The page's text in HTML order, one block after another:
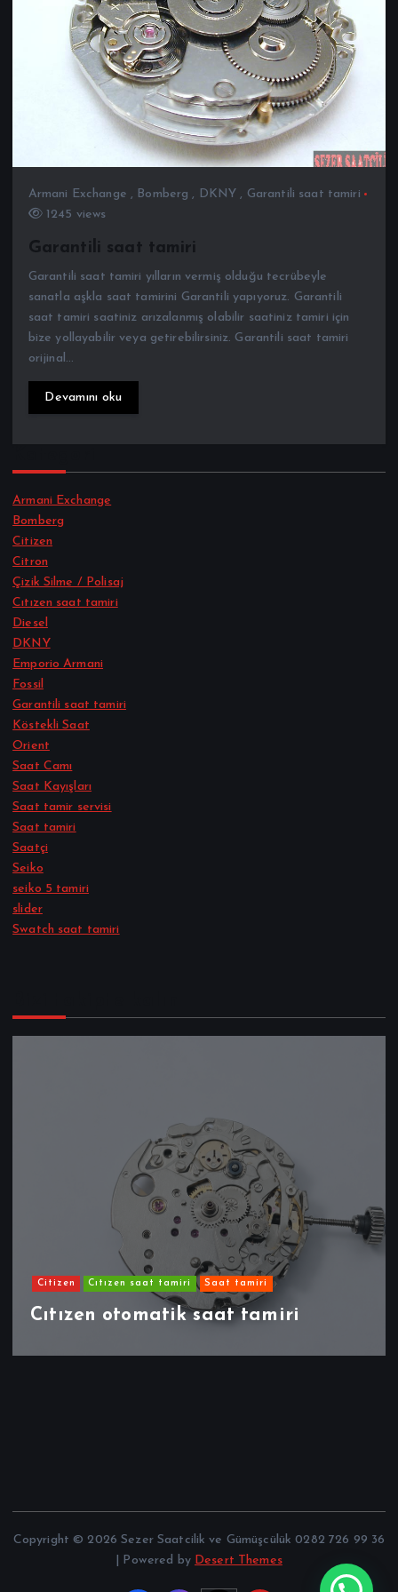
Armani Exchange , Bomberg , DKNY , Garantili saat tamiri
1245 views
Garantili saat tamiri
Garantili saat tamiri yılların vermiş olduğu tecrübeyle
sanatla aşkla saat tamirini Garantili yapıyoruz. Garantili
saat tamiri saatiniz arızalanmış olabilir saatiniz tamiri için
bize yollayabilir veya getirebilirsiniz. Garantili saat tamiri
orijinal…
Devamını oku
Armani Exchange
Bomberg
Citizen
Citron
Çizik Silme / Polisaj
Cıtızen saat tamiri
Diesel
DKNY
Emporio Armani
Fossil
Garantili saat tamiri
Köstekli Saat
Orient
Saat Camı
Saat Kayışları
Saat tamir servisi
Saat tamiri
Saatçi
Seiko
seiko 5 tamiri
slider
Swatch saat tamiri
Citizen Cıtızen saat tamiri Saat tamiri
Cıtızen otomatik saat tamiri
Copyright © 2026 Sezer Saatcilik ve Gümüşcülük 0282 726 99 36
| Powered by Desert Themes